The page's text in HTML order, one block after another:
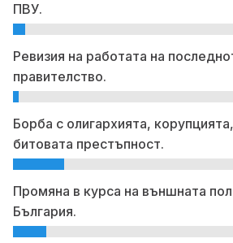
ПВУ.
Ревизия на работата на
правителство.
Борба с олигархията,
битовата престъпност.
Промяна в курса на външната
България.